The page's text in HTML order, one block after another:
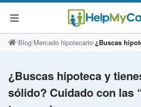
SaltarBlog Mercado hipotecario
¿Buscas hipoteca y
sólido? Cuidado con las